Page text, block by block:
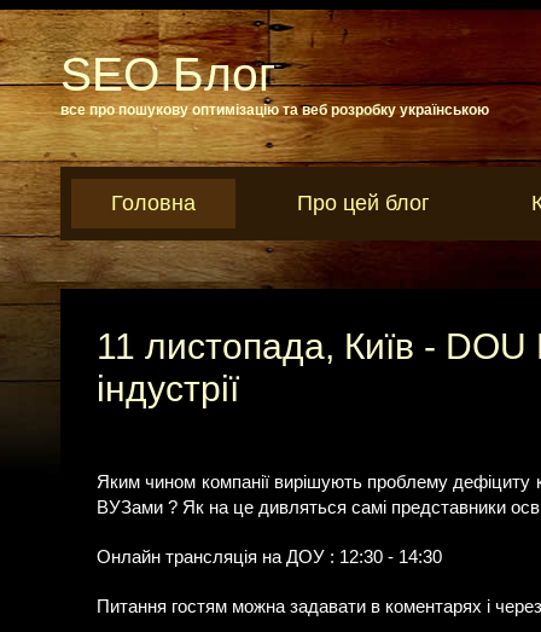
SEO Блог
все про пошукову оптимізацію та веб розробку українською
Головна Про цей блог
11 листопада, Київ - DOU
індустрії
Яким чином компанії вирішують проблему дефіциту
ВУЗами ? Як на це дивляться самі представники
Онлайн трансляція на ДОУ : 12:30 - 14:30
Питання гостям можна задавати в коментарях і